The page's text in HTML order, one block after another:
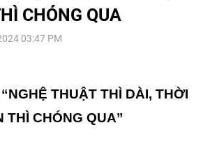
CHÓNG QUA
03:47 PM
THUẬT THÌ DÀI, THỜI
THÌ CHÓNG QUA”